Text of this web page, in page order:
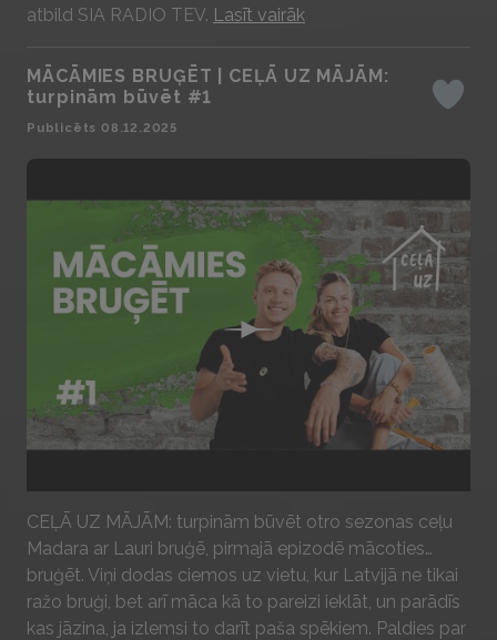
atbild SIA RADIO TEV. Lasīt vairāk
Play
CEĻĀ UZ MĀJĀM: turpinām būvēt otro sezonas ceļu
Madara ar Lauri bruģē, pirmajā epizodē mācoties…
bruģēt. Viņi dodas ciemos uz vietu, kur Latvijā ne tikai
ražo bruģi, bet arī māca kā to pareizi ieklāt, un parādīs
kas jāzina, ja izlemsi to darīt paša spēkiem. Paldies par
MĀCĀMIES BRUĢĒT | CEĻĀ UZ MĀJĀM:
turpinām būvēt #1
Publicēts 08.12.2025